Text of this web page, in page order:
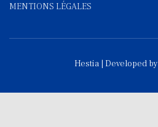
MENTIONS LÉGALES
Hestia | Developed by